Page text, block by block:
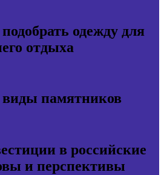
одежду для
отдыха
памятников
в российские
и перспективы